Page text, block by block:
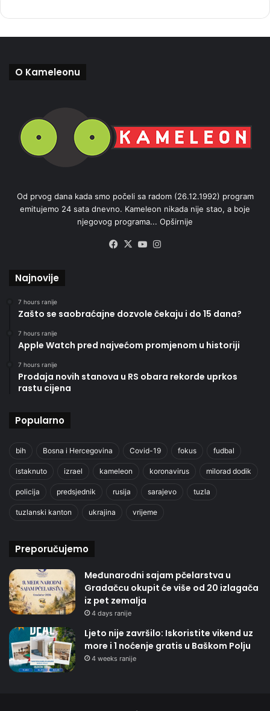
O Kameleonu
Od prvog dana kada smo počeli sa radom (26.12.1992) program
emitujemo 24 sata dnevno. Kameleon nikada nije stao, a boje
njegovog programa... Opširnije
Facebook
X YouTube
Najnovije
7 hours ranije
Zašto se saobraćajne dozvole čekaju i do 15 dana?
7 hours ranije
Apple Watch pred najvećom promjenom u historiji
7 hours ranije
Prodaja novih stanova u RS obara rekorde uprkos
rastu cijena
Popularno
bih Bosna i Hercegovina Covid-19 fokus fudbal
istaknuto izrael kameleon koronavirus milorad dodik
policija predsjednik rusija sarajevo tuzla
tuzlanski kanton ukrajina vrijeme
Preporučujemo
Međunarodni sajam pčelarstva u
Gradačcu okupit će više od 20 izlagača
iz pet zemalja
4 days ranije
Ljeto nije završilo: Iskoristite vikend uz
more i 1 noćenje gratis u Baškom Polju
4 weeks ranije